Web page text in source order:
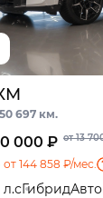
50 697 км.
000 ₽ от 13
от 144 858 ₽/мес.
л.сГибрид